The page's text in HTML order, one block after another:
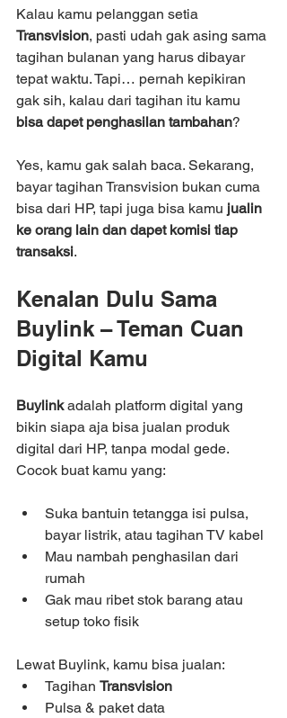
Kalau kamu pelanggan setia
Transvision, pasti udah gak asing sama
tagihan bulanan yang harus dibayar
tepat waktu. Tapi… pernah kepikiran
gak sih, kalau dari tagihan itu kamu
bisa dapet penghasilan tambahan?
Yes, kamu gak salah baca. Sekarang,
bayar tagihan Transvision bukan cuma
bisa dari HP, tapi juga bisa kamu jualin
ke orang lain dan dapet komisi tiap
transaksi.
Kenalan Dulu Sama
Buylink – Teman Cuan
Digital Kamu
Buylink adalah platform digital yang
bikin siapa aja bisa jualan produk
digital dari HP, tanpa modal gede.
Cocok buat kamu yang:
Suka bantuin tetangga isi pulsa,
bayar listrik, atau tagihan TV kabel
Mau nambah penghasilan dari
rumah
Gak mau ribet stok barang atau
setup toko fisik
Lewat Buylink, kamu bisa jualan:
Tagihan Transvision
Pulsa & paket data